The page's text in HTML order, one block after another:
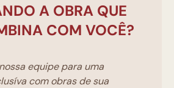
A OBRA QUE
COM VOCÊ?
equipe para uma
com obras de sua